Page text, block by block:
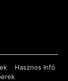
Hasznos Infó